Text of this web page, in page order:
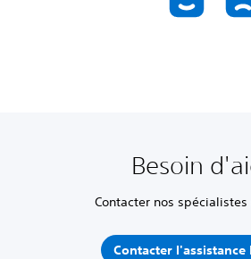
Besoin
Contacter nos
Contacter l'assistance